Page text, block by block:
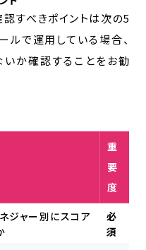
すべきポイントは次の5
ルで運用している場合、
か確認することをお勧
重
要
度
ジャー別にスコア
必
須